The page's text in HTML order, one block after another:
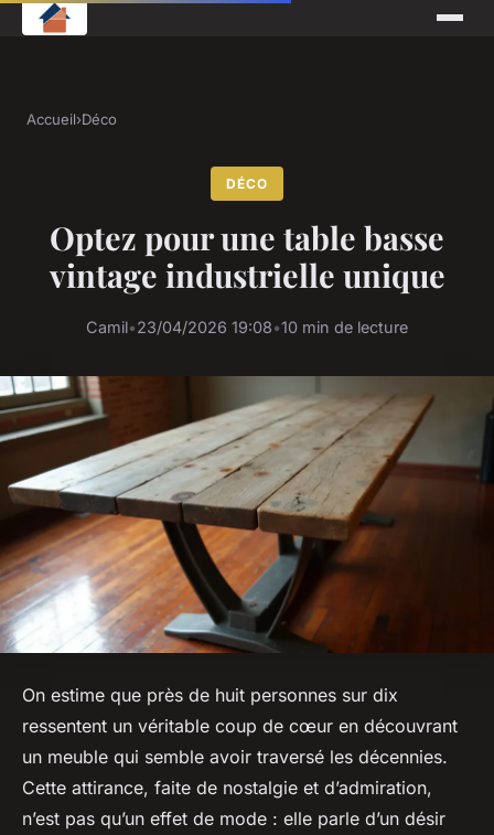
Accueil›Déco
DÉCO
Optez pour une table basse
vintage industrielle unique
Camil•23/04/2026 19:08•10 min de lecture
On estime que près de huit personnes sur dix
ressentent un véritable coup de cœur en découvrant
un meuble qui semble avoir traversé les décennies.
Cette attirance, faite de nostalgie et d’admiration,
n’est pas qu’un effet de mode : elle parle d’un désir